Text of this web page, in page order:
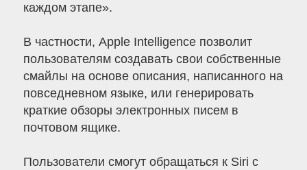
каждом этапе».
В частности, Apple Intelligence позволит
пользователям создавать свои собственные
смайлы на основе описания, написанного на
повседневном языке, или генерировать
краткие обзоры электронных писем в
почтовом ящике.
Пользователи смогут обращаться к Siri с